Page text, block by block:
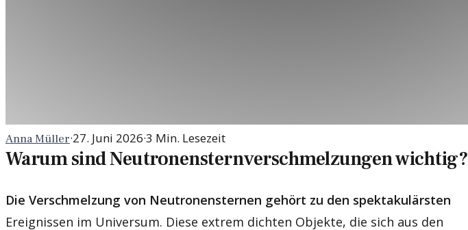
Anna Müller·27. Juni 2026·3 Min. Lesezeit
Warum sind Neutronensternverschmelzungen wichtig?
Die Verschmelzung von Neutronensternen gehört zu den spektakulärsten
Ereignissen im Universum. Diese extrem dichten Objekte, die sich aus den